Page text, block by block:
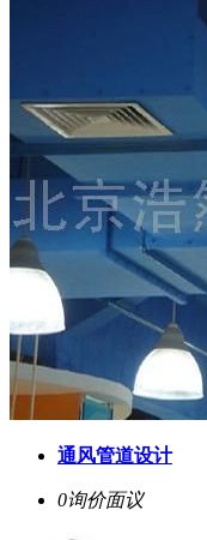
通风管道设计
0询价面议